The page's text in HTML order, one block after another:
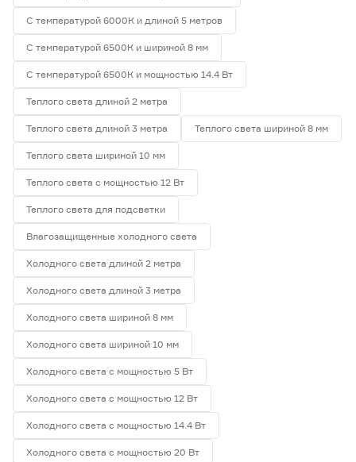
С температурой 6000К и длиной 5 метров
С температурой 6500К и шириной 8 мм
С температурой 6500К и мощностью 14.4 Вт
Теплого света длиной 2 метра
Теплого света длиной 3 метра Теплого света шириной 8 мм
Теплого света шириной 10 мм
Теплого света с мощностью 12 Вт
Теплого света для подсветки
Влагозащищенные холодного света
Холодного света длиной 2 метра
Холодного света длиной 3 метра
Холодного света шириной 8 мм
Холодного света шириной 10 мм
Холодного света с мощностью 5 Вт
Холодного света с мощностью 12 Вт
Холодного света с мощностью 14.4 Вт
Холодного света с мощностью 20 Вт